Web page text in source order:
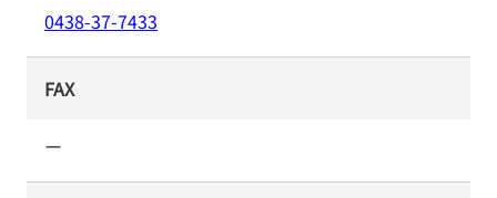
0438-37-7433
FAX
ー